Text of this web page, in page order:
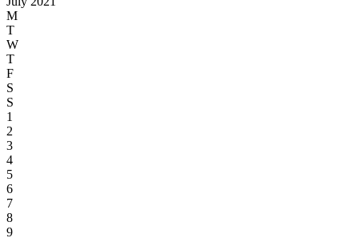
M
T
W
T
F
S
S
1
2
3
4
5
6
7
8
9